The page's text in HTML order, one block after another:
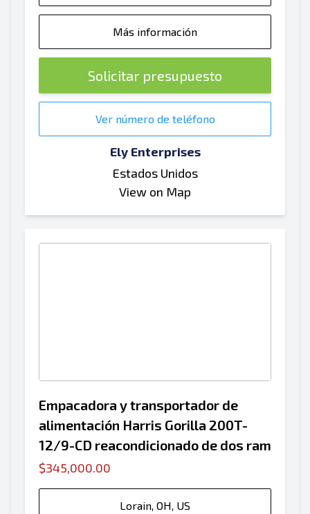
Más información
Solicitar presupuesto
Ver número de teléfono
Ely Enterprises
Estados Unidos
View on Map
Empacadora y transportador de
alimentación Harris Gorilla 200T-
12/9-CD reacondicionado de dos ram
$345,000.00
Lorain, OH, US